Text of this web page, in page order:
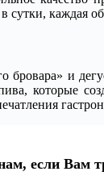
сутки, каждая
и
которые
если Вам